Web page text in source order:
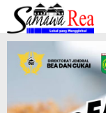
Lewati
konten